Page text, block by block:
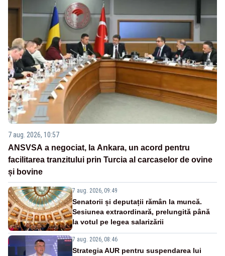
7 aug. 2026, 10:57
ANSVSA a negociat, la Ankara, un acord pentru
facilitarea tranzitului prin Turcia al carcaselor de ovine
și bovine
7 aug. 2026, 09:49
Senatorii și deputații rămân la muncă.
Sesiunea extraordinară, prelungită până
la votul pe legea salarizării
7 aug. 2026, 08:46
Strategia AUR pentru suspendarea lui